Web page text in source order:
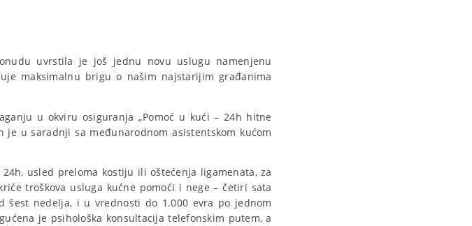
uvrstila je još jednu novu uslugu namenjenu
maksimalnu brigu o našim najstarijim građanima
u okviru osiguranja „Pomoć u kući – 24h hitne
je u saradnji sa međunarodnom asistentskom kućom
usled preloma kostiju ili oštećenja ligamenata, za
troškova usluga kućne pomoći i nege – četiri sata
šest nedelja, i u vrednosti do 1.000 evra po jednom
je psihološka konsultacija telefonskim putem, a